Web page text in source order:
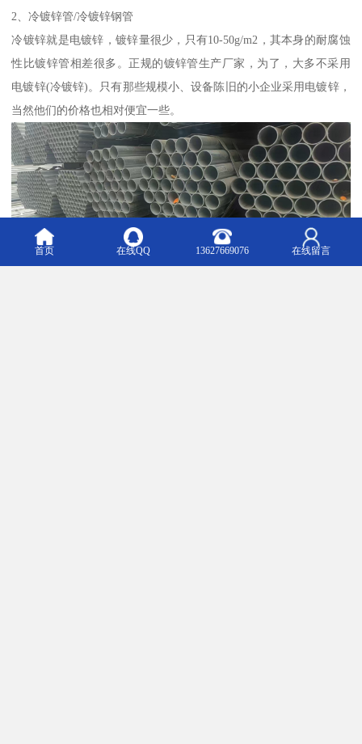
2、冷镀锌管/冷镀锌钢管
冷镀锌就是电镀锌，镀锌量很少，只有10-50g/m2，其本身的耐腐蚀
性比镀锌管相差很多。正规的镀锌管生产厂家，为了，大多不采用
电镀锌(冷镀锌)。只有那些规模小、设备陈旧的小企业采用电镀锌，
当然他们的价格也相对便宜一些。
首页 在线QQ 13627669076 在线留言